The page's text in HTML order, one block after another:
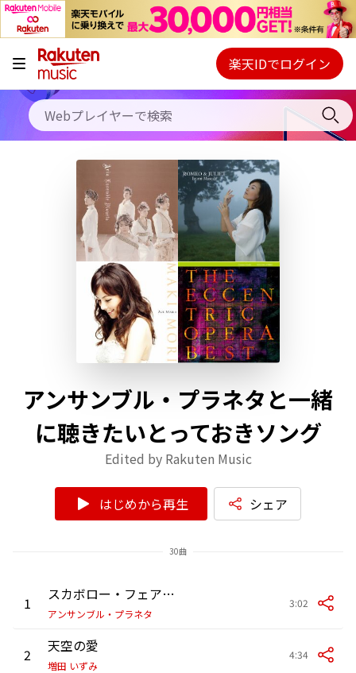
キャンペーン
料金プラン
使い方
初回30日間無料お試し
Webプレイヤー
ご契約内容の確認・変更
楽天IDでログイン
アンサンブル・プラネタと一緒
に聴きたいとっておきソング
Edited by Rakuten Music
はじめから再生 シェア
30曲
1 スカボロー・フェア(イングランド民謡)
アンサンブル・プラネタ
3:02
2 天空の愛
増田 いずみ
4:34